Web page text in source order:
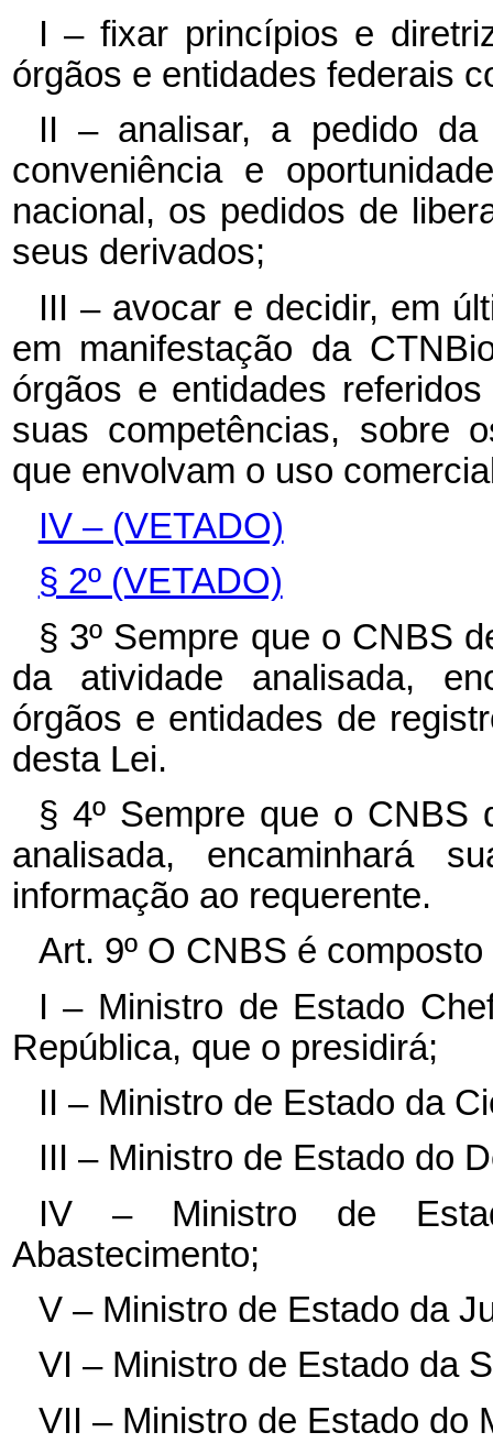
I – fixar princípios e
órgãos e entidades federais
II – analisar, a pedido da
conveniência e
nacional, os pedidos de
seus derivados;
III – avocar e decidir, em
em manifestação da
órgãos e entidades
suas competências, sobre
que envolvam o uso
IV – (VETADO)
§ 2º (VETADO)
§ 3º Sempre que o CNBS
da atividade analisada,
órgãos e entidades de
desta Lei.
§ 4º Sempre que o CNBS
analisada, encaminhará
informação ao requerente.
Art. 9º O CNBS é
I – Ministro de Estado
República, que o presidirá;
II – Ministro de Estado da
III – Ministro de Estado do
IV – Ministro de
Abastecimento;
V – Ministro de Estado da
VI – Ministro de Estado da
VII – Ministro de Estado do